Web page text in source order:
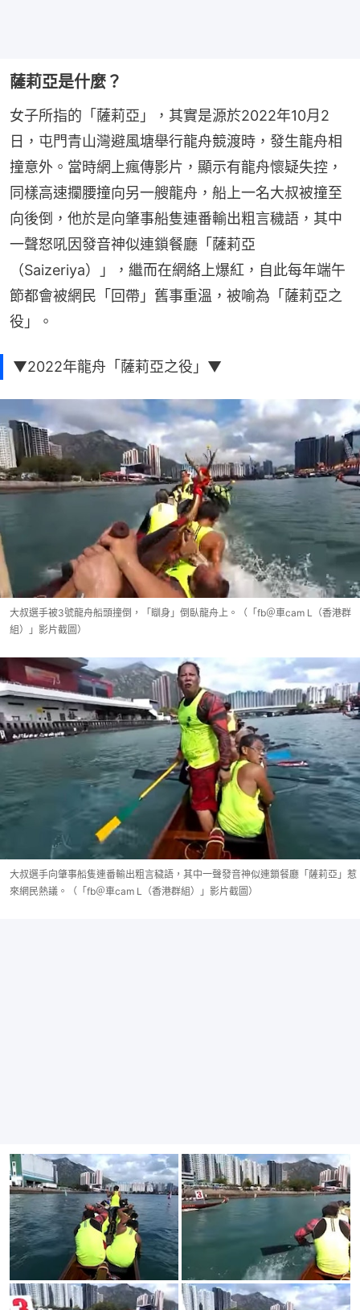
薩莉亞是什麼？
女子所指的「薩莉亞」，其實是源於2022年10月2
日，屯門青山灣避風塘舉行龍舟競渡時，發生龍舟相
撞意外。當時網上瘋傳影片，顯示有龍舟懷疑失控，
同樣高速攔腰撞向另一艘龍舟，船上一名大叔被撞至
向後倒，他於是向肇事船隻連番輸出粗言穢語，其中
一聲怒吼因發音神似連鎖餐廳「薩莉亞
（Saizeriya）」，繼而在網絡上爆紅，自此每年端午
節都會被網民「回帶」舊事重溫，被喻為「薩莉亞之
役」。
▼2022年龍舟「薩莉亞之役」▼
大叔選手被3號龍舟船頭撞倒，「瞓身」倒臥龍舟上。（「fb＠車cam L（香港群
組）」影片截圖）
大叔選手向肇事船隻連番輸出粗言穢語，其中一聲發音神似連鎖餐廳「薩莉亞」惹
來網民熱議。（「fb＠車cam L（香港群組）」影片截圖）